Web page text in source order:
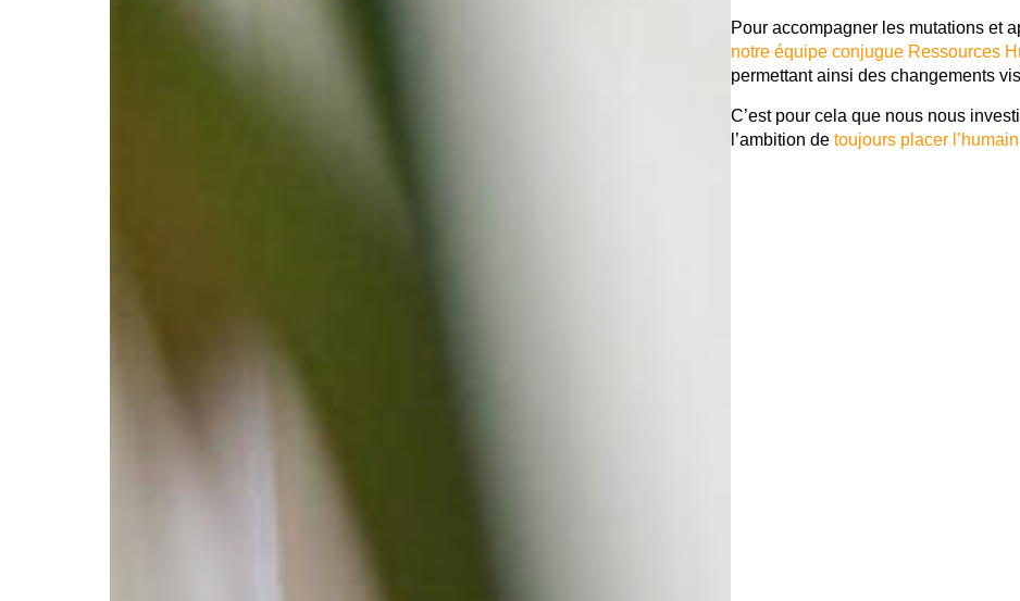
Pour accompagner les mutations et
notre équipe conjugue Ressources
permettant ainsi des changements
C’est pour cela que nous nous
l’ambition de toujours placer